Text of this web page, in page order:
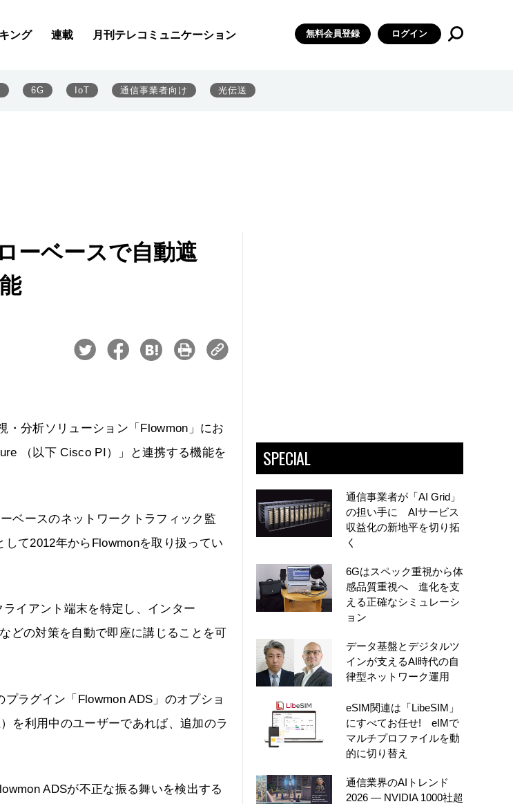
ング 連載 月刊テレコミュニケーション 無料会員登録 ログイン
6G IoT 通信事業者向け 光伝送
ーベースで自動遮
・分析ソリューション「Flowmon」にお
（以下 Cisco PI）」と連携する機能を
ベースのネットワークトラフィック監
て2012年からFlowmonを取り扱ってい
イアント端末を特定し、インター
どの対策を自動で即座に講じることを可
ラグイン「Flowmon ADS」のオプショ
を利用中のユーザーであれば、追加のラ
ADSが不正な振る舞いを検出する
SPECIAL
通信事業者が「AI Grid」
の担い手に AIサービス
収益化の新地平を切り拓
く
6Gはスペック重視から体
感品質重視へ 進化を支
える正確なシミュレーシ
ョン
データ基盤とデジタルツ
インが支えるAI時代の自
律型ネットワーク運用
eSIM関連は「LibeSIM」
にすべてお任せ! eIMで
マルチプロファイルを動
的に切り替え
通信業界のAIトレンド
2026 ― NVIDIA 1000社超